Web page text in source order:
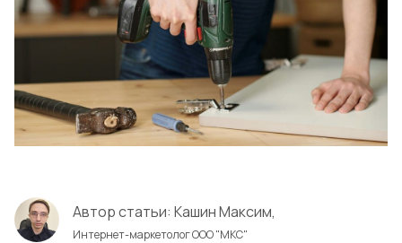
Автор статьи: Кашин Максим,
Интернет-маркетолог ООО "МКС"